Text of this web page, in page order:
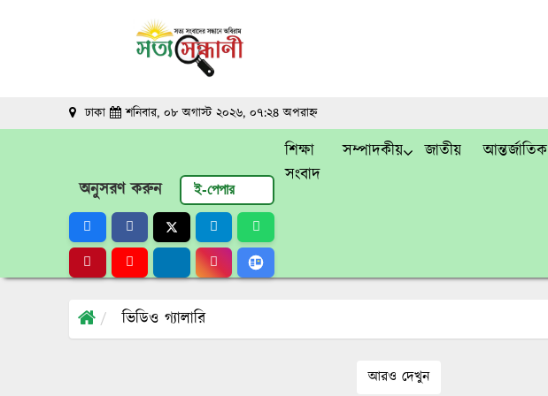
ঢাকা শনিবার, ০৮ অগাস্ট ২০২৬, ০৭:২৪ অপরাহ্ন
অনুসরণ করুন ই-পেপার
শিক্ষা
সংবাদ
সম্পাদকীয় জাতীয় আন্তর্জাতিক
ভিডিও গ্যালারি
আরও দেখুন